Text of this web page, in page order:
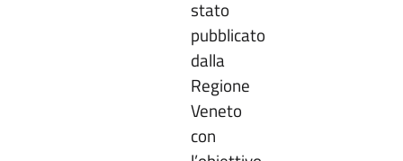
stato
pubblicato
dalla
Regione
Veneto
con